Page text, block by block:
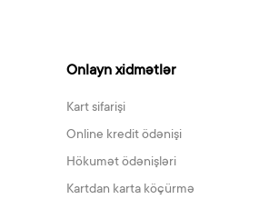
Onlayn xidmətlər
Kart sifarişi
Online kredit ödənişi
Hökumət ödənişləri
Kartdan karta köçürmə